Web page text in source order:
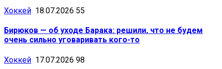
Хоккей 18.07.2026 55
Бирюков — об уходе Барака: решили, что не будем
очень сильно уговаривать кого-то
Хоккей 17.07.2026 98